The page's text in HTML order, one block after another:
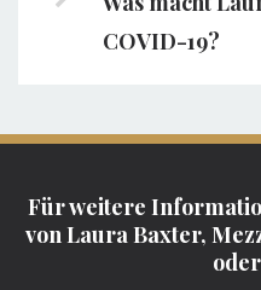
COVID-19?
von Laura Baxter,